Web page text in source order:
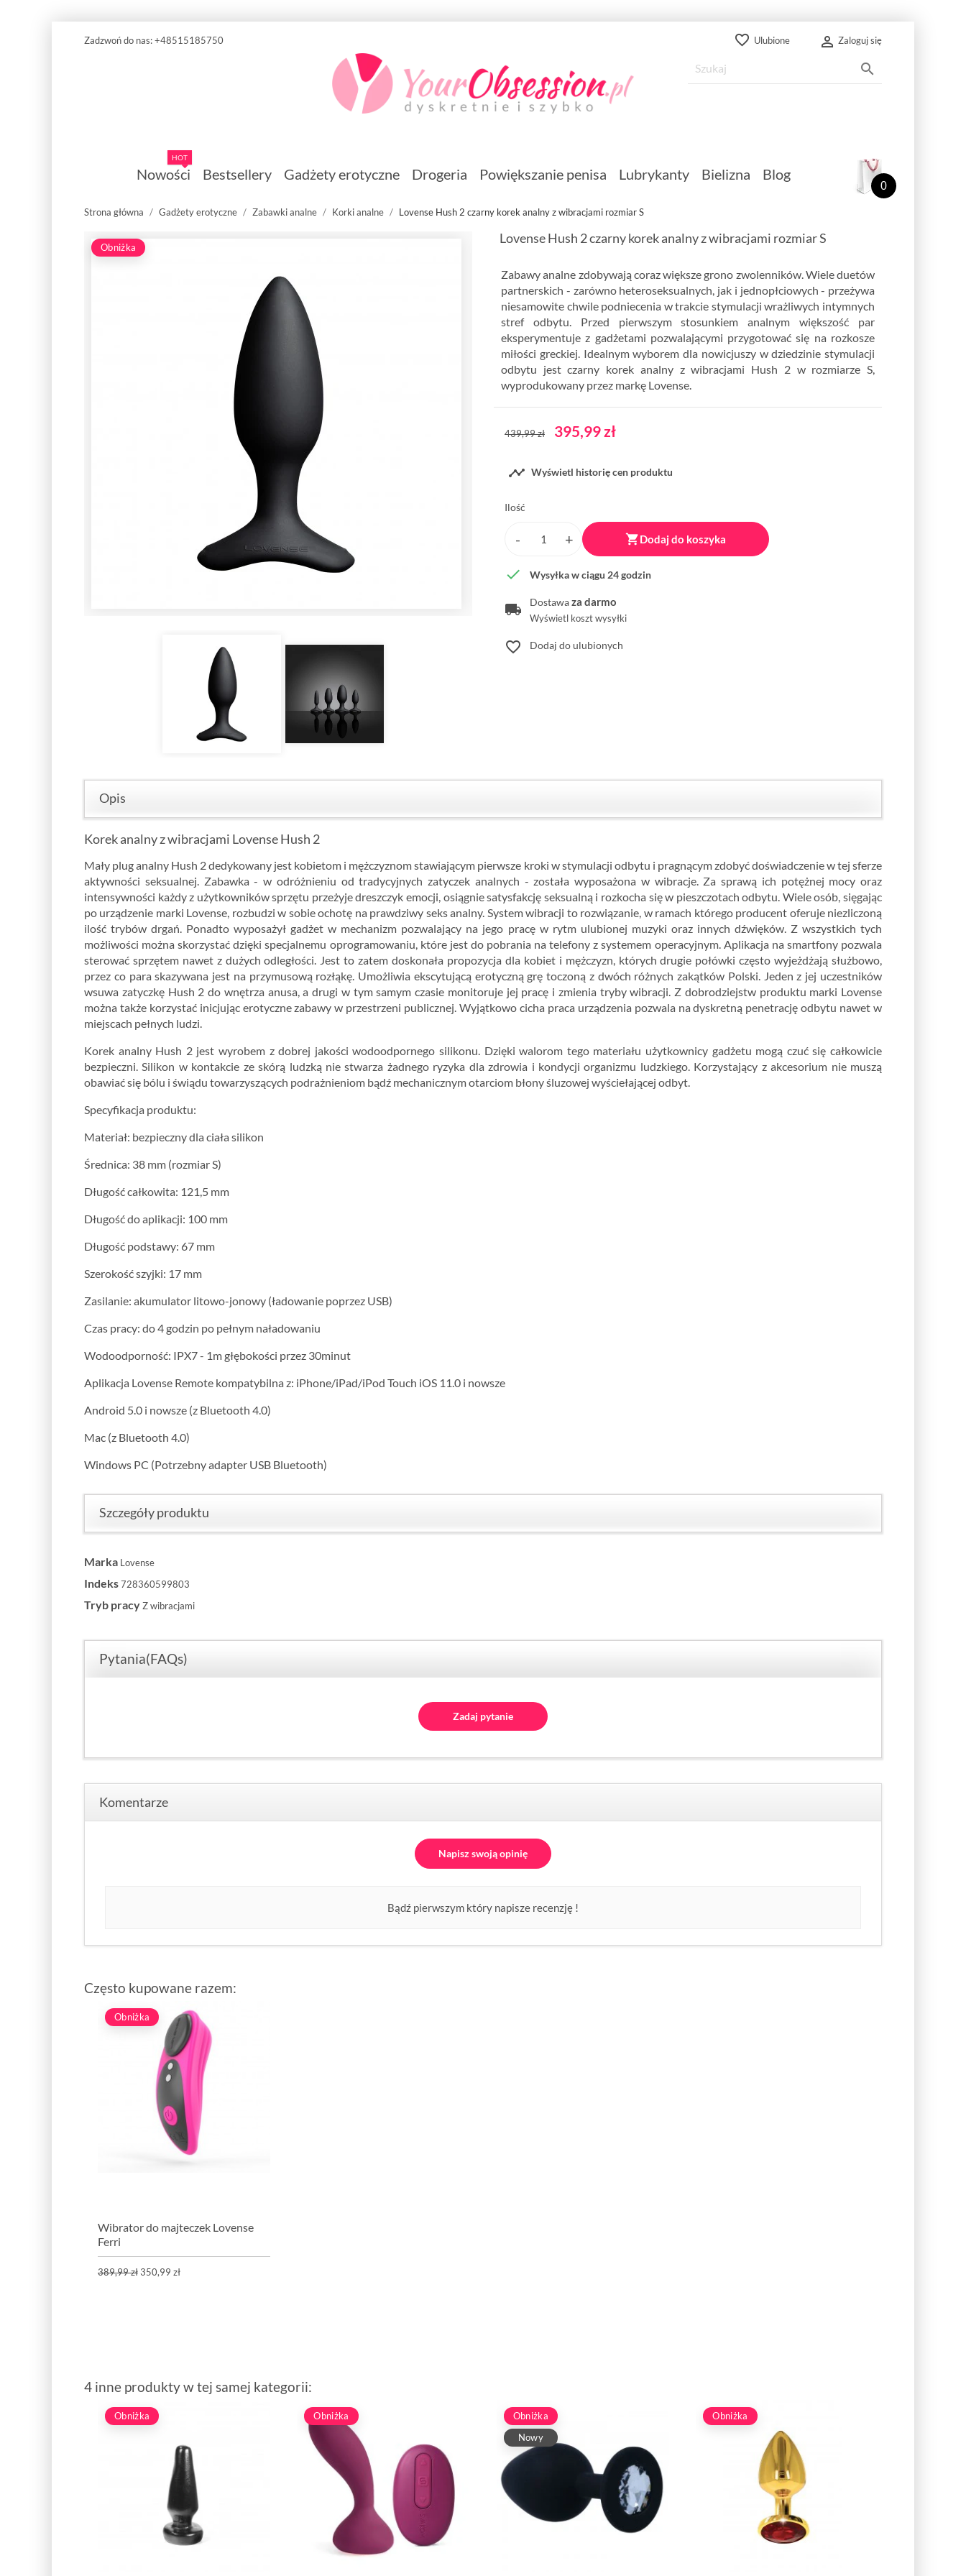
Zadzwoń do nas:+48515185750 favorite_border Ulubione  Zaloguj się

0
Nowości
HOT
Bestsellery Gadżety erotyczne Drogeria Powiększanie penisa Lubrykanty Bielizna Blog
Strona główna Gadżety erotyczne Zabawki analne Korki analne Lovense Hush 2 czarny korek analny z wibracjami rozmiar S
Obniżka
Lovense Hush 2 czarny korek analny z wibracjami rozmiar S
Zabawy analne zdobywają coraz większe grono zwolenników. Wiele duetów
partnerskich - zarówno heteroseksualnych, jak i jednopłciowych - przeżywa
niesamowite chwile podniecenia w trakcie stymulacji wrażliwych intymnych
stref odbytu. Przed pierwszym stosunkiem analnym większość par
eksperymentuje z gadżetami pozwalającymi przygotować się na rozkosze
miłości greckiej. Idealnym wyborem dla nowicjuszy w dziedzinie stymulacji
odbytu jest czarny korek analny z wibracjami Hush 2 w rozmiarze S,
wyprodukowany przez markę Lovense.
439,99 zł 395,99 zł
 Wyświetl historię cen produktu
Ilość
Dodaj do koszyka
 Wysyłka w ciągu 24 godzin
Dostawaza darmo
Wyświetl koszt wysyłki
favorite_border Dodaj do ulubionych
Opis
Korek analny z wibracjami Lovense Hush 2
Mały plug analny Hush 2 dedykowany jest kobietom i mężczyznom stawiającym pierwsze kroki w stymulacji odbytu i pragnącym zdobyć doświadczenie w tej sferze
aktywności seksualnej. Zabawka - w odróżnieniu od tradycyjnych zatyczek analnych - została wyposażona w wibracje. Za sprawą ich potężnej mocy oraz
intensywności każdy z użytkowników sprzętu przeżyje dreszczyk emocji, osiągnie satysfakcję seksualną i rozkocha się w pieszczotach odbytu. Wiele osób, sięgając
po urządzenie marki Lovense, rozbudzi w sobie ochotę na prawdziwy seks analny. System wibracji to rozwiązanie, w ramach którego producent oferuje niezliczoną
ilość trybów drgań. Ponadto wyposażył gadżet w mechanizm pozwalający na jego pracę w rytm ulubionej muzyki oraz innych dźwięków. Z wszystkich tych
możliwości można skorzystać dzięki specjalnemu oprogramowaniu, które jest do pobrania na telefony z systemem operacyjnym. Aplikacja na smartfony pozwala
sterować sprzętem nawet z dużych odległości. Jest to zatem doskonała propozycja dla kobiet i mężczyzn, których drugie połówki często wyjeżdżają służbowo,
przez co para skazywana jest na przymusową rozłąkę. Umożliwia ekscytującą erotyczną grę toczoną z dwóch różnych zakątków Polski. Jeden z jej uczestników
wsuwa zatyczkę Hush 2 do wnętrza anusa, a drugi w tym samym czasie monitoruje jej pracę i zmienia tryby wibracji. Z dobrodziejstw produktu marki Lovense
można także korzystać inicjując erotyczne zabawy w przestrzeni publicznej. Wyjątkowo cicha praca urządzenia pozwala na dyskretną penetrację odbytu nawet w
miejscach pełnych ludzi.
Korek analny Hush 2 jest wyrobem z dobrej jakości wodoodpornego silikonu. Dzięki walorom tego materiału użytkownicy gadżetu mogą czuć się całkowicie
bezpieczni. Silikon w kontakcie ze skórą ludzką nie stwarza żadnego ryzyka dla zdrowia i kondycji organizmu ludzkiego. Korzystający z akcesorium nie muszą
obawiać się bólu i świądu towarzyszących podrażnieniom bądź mechanicznym otarciom błony śluzowej wyściełającej odbyt.
Specyfikacja produktu:
Materiał: bezpieczny dla ciała silikon
Średnica: 38 mm (rozmiar S)
Długość całkowita: 121,5 mm
Długość do aplikacji: 100 mm
Długość podstawy: 67 mm
Szerokość szyjki: 17 mm
Zasilanie: akumulator litowo-jonowy (ładowanie poprzez USB)
Czas pracy: do 4 godzin po pełnym naładowaniu
Wodoodporność: IPX7 - 1m głębokości przez 30minut
Aplikacja Lovense Remote kompatybilna z: iPhone/iPad/iPod Touch iOS 11.0 i nowsze
Android 5.0 i nowsze (z Bluetooth 4.0)
Mac (z Bluetooth 4.0)
Windows PC (Potrzebny adapter USB Bluetooth)
Szczegóły produktu
Marka Lovense
Indeks728360599803
Tryb pracyZ wibracjami
Pytania(FAQs)
Zadaj pytanie
Komentarze
Napisz swoją opinię
Bądź pierwszym który napisze recenzję !
Często kupowane razem:
Obniżka
Wibrator do majteczek Lovense
Ferri
389,99 zł350,99 zł
4 inne produkty w tej samej kategorii:
Obniżka Obniżka
Obniżka
Nowy
Obniżka